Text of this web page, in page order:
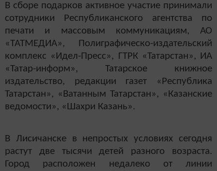
В сборе подарков активное участие принимали
сотрудники Республиканского агентства по
печати и массовым коммуникациям, АО
«ТАТМЕДИА», Полиграфическо-издательский
комплекс «Идел-Пресс», ГТРК «Татарстан», ИА
«Татар-информ», Татарское книжное
издательство, редакции газет «Республика
Татарстан», «Ватанным Татарстан», «Казанские
ведомости», «Шахри Казань».
В Лисичанске в непростых условиях сегодня
растут две тысячи детей разного возраста.
Город расположен недалеко от линии